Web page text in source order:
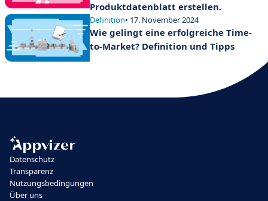
Produktdatenblatt erstellen.
Definition• 17. November 2024
Wie gelingt eine erfolgreiche Time-
to-Market? Definition und Tipps
Datenschutz
Transparenz
Nutzungsbedingungen
Über uns